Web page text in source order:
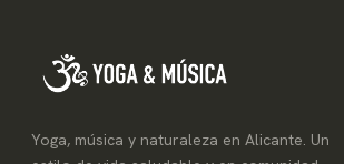
Yoga, música y naturaleza en Alicante. Un